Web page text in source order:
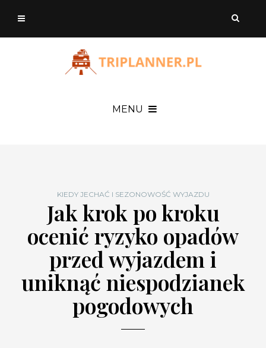
MENU
KIEDY JECHAĆ I SEZONOWOŚĆ WYJAZDU
Jak krok po kroku
ocenić ryzyko opadów
przed wyjazdem i
uniknąć niespodzianek
pogodowych